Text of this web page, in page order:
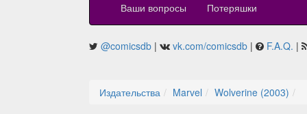
Ваши вопросы Потеряшки
@comicsdb | vk.com/comicsdb | F.A.Q. |
Издательства Marvel Wolverine (2003)